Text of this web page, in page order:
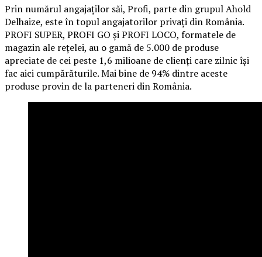
Prin numărul angajaților săi, Profi, parte din grupul Ahold
Delhaize, este în topul angajatorilor privați din România.
PROFI SUPER, PROFI GO și PROFI LOCO, formatele de
magazin ale rețelei, au o gamă de 5.000 de produse
apreciate de cei peste 1,6 milioane de clienți care zilnic își
fac aici cumpărăturile. Mai bine de 94% dintre aceste
produse provin de la parteneri din România.